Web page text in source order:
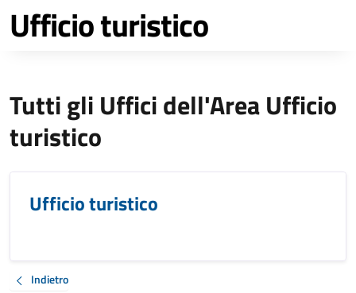
Ufficio turistico
Tutti gli Uffici dell'Area Ufficio
turistico
Ufficio turistico
Indietro